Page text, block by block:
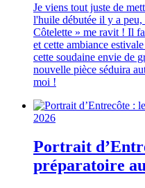
Je viens tout juste de
l'huile débutée il y a
Côtelette » me ravit ! Il
et cette ambiance
cette soudaine envie de
nouvelle pièce séduira
moi !
2026
Portrait
préparatoire